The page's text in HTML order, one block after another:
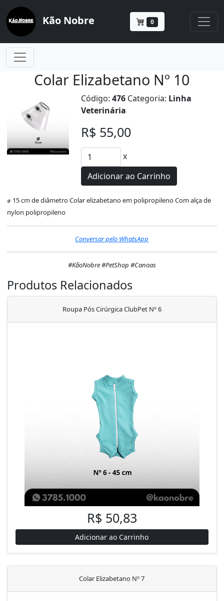
Kão Nobre 0
Colar Elizabetano Nº 10
Código:476 Categoria: Linha
Veterinária
R$ 55,00
x
Adicionar ao Carrinho
⌀ 15 cm de diâmetro Colar elizabetano em polipropileno Com alça de
nylon polipropileno
Conversar pelo WhatsApp
#KãoNobre #PetShop #Canoas
Produtos Relacionados
Roupa Pós Cirúrgica ClubPet Nº 6
R$ 50,83
Adicionar ao Carrinho
Colar Elizabetano Nº 7